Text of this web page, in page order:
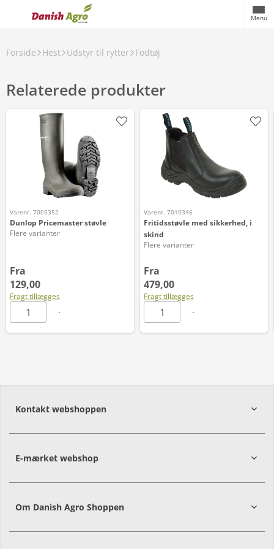
Menu
Forside Hest Udstyr til rytter Fodtøj
Relaterede produkter
Varenr. 7005352
Dunlop Pricemaster støvle
Flere varianter
Fra
129,00
Fragt tillægges
Varenr. 7010346
Fritidsstøvle med sikkerhed, i
skind
Flere varianter
Fra
479,00
Fragt tillægges
Kontakt webshoppen
E-mærket webshop
Om Danish Agro Shoppen